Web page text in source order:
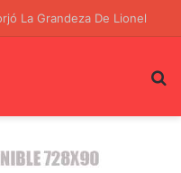
El Laburo de la Corrupción: La Red de Crimen Organizado que Asesinó a Fernando Villavicencio en Ecuador